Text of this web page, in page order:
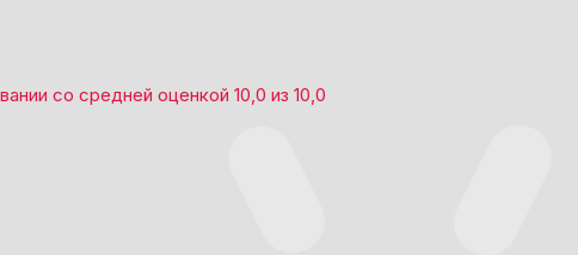
со средней оценкой 10,0 из 10,0